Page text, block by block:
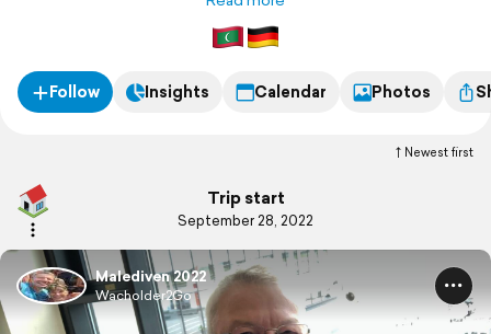
Follow Insights Calendar Photos
Newest first
Trip start
September 28, 2022
Malediven 2022
Wacholder2Go